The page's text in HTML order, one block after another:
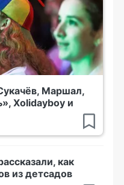
Маршал,
Xolidayboy и
как
из детсадов